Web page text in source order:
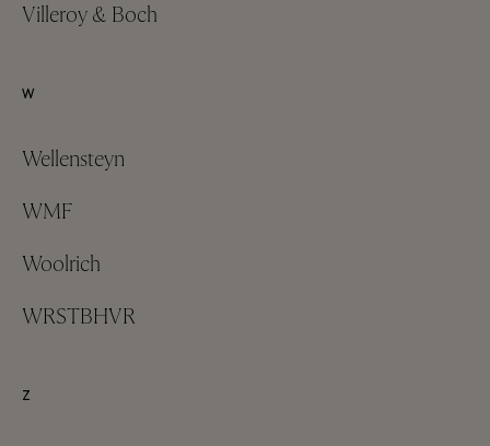
Villeroy & Boch
W
Wellensteyn
WMF
Woolrich
WRSTBHVR
Z